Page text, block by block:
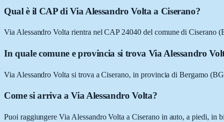
Qual è il CAP di Via Alessandro Volta a Ciserano?
Via Alessandro Volta rientra nel CAP 24040 del comune di Ciserano
In quale comune e provincia si trova Via Alessandro
Via Alessandro Volta si trova a Ciserano, in provincia di Bergamo
Come si arriva a Via Alessandro Volta?
Puoi raggiungere Via Alessandro Volta a Ciserano in auto, a piedi, in